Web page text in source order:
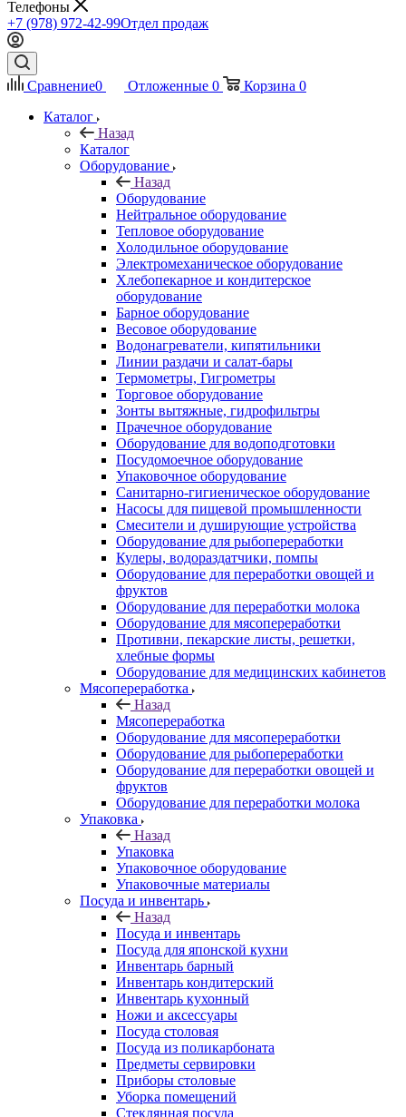
Телефоны
+7 (978) 972-42-99Отдел продаж
Сравнение0 Отложенные 0 Корзина 0
Каталог
Назад
Каталог
Оборудование
Назад
Оборудование
Нейтральное оборудование
Тепловое оборудование
Холодильное оборудование
Электромеханическое оборудование
Хлебопекарное и кондитерское
оборудование
Барное оборудование
Весовое оборудование
Водонагреватели, кипятильники
Линии раздачи и салат-бары
Термометры, Гигрометры
Торговое оборудование
Зонты вытяжные, гидрофильтры
Прачечное оборудование
Оборудование для водоподготовки
Посудомоечное оборудование
Упаковочное оборудование
Санитарно-гигиеническое оборудование
Насосы для пищевой промышленности
Смесители и душирующие устройства
Оборудование для рыбопереработки
Кулеры, водораздатчики, помпы
Оборудование для переработки овощей и
фруктов
Оборудование для переработки молока
Оборудование для мясопереработки
Противни, пекарские листы, решетки,
хлебные формы
Оборудование для медицинских кабинетов
Мясопереработка
Назад
Мясопереработка
Оборудование для мясопереработки
Оборудование для рыбопереработки
Оборудование для переработки овощей и
фруктов
Оборудование для переработки молока
Упаковка
Назад
Упаковка
Упаковочное оборудование
Упаковочные материалы
Посуда и инвентарь
Назад
Посуда и инвентарь
Посуда для японской кухни
Инвентарь барный
Инвентарь кондитерский
Инвентарь кухонный
Ножи и аксессуары
Посуда столовая
Посуда из поликарбоната
Предметы сервировки
Приборы столовые
Уборка помещений
Стеклянная посуда